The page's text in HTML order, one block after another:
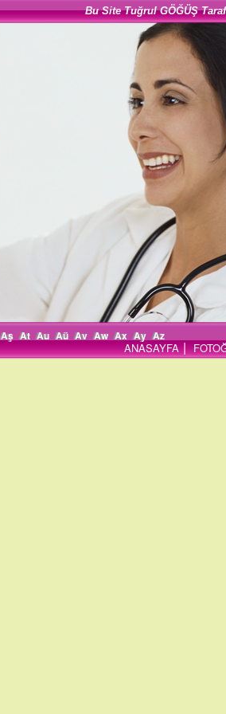
Bu Site Tuğrul GÖĞÜŞ
Aş At Au Aü Av Aw Ax Ay Az
ANASAYFA |